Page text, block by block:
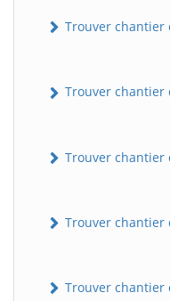
Trouver chantier
Trouver chantier
Trouver chantier
Trouver chantier
Trouver chantier